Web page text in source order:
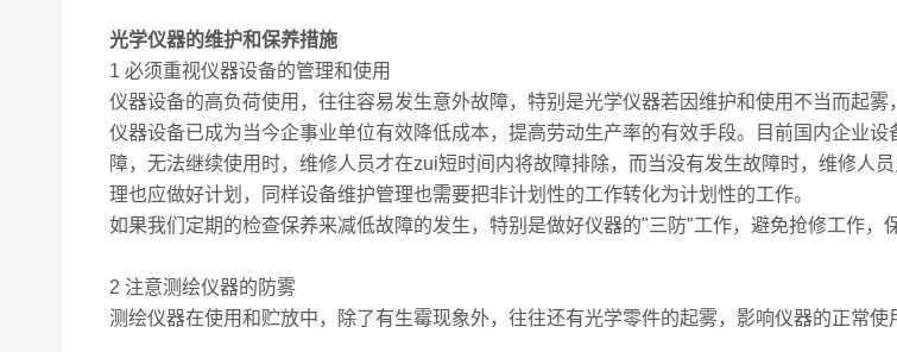
光学仪器的维护和保养措施
1 必须重视仪器设备的管理和使用
仪器设备的高负荷使用，往往容易发生意外故障，特别是光学仪器若因维护和使用不当而起
仪器设备已成为当今企事业单位有效降低成本，提高劳动生产率的有效手段。目前国内企业
障，无法继续使用时，维修人员才在zui短时间内将故障排除，而当没有发生故障时，维修人
理也应做好计划，同样设备维护管理也需要把非计划性的工作转化为计划性的工作。
如果我们定期的检查保养来减低故障的发生，特别是做好仪器的"三防"工作，避免抢修工作，
2 注意测绘仪器的防雾
测绘仪器在使用和贮放中，除了有生霉现象外，往往还有光学零件的起雾，影响仪器的正常